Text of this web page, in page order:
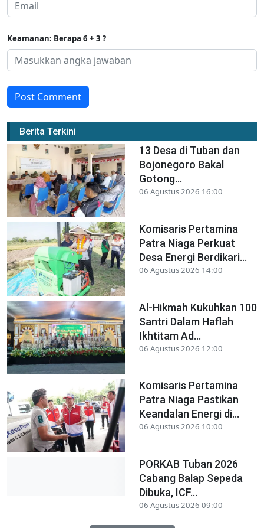
Keamanan: Berapa 6 + 3 ?
Post Comment
Berita Terkini
13 Desa di Tuban dan
Bojonegoro Bakal
Gotong...
06 Agustus 2026 16:00
Komisaris Pertamina
Patra Niaga Perkuat
Desa Energi Berdikari...
06 Agustus 2026 14:00
Al-Hikmah Kukuhkan 100
Santri Dalam Haflah
Ikhtitam Ad...
06 Agustus 2026 12:00
Komisaris Pertamina
Patra Niaga Pastikan
Keandalan Energi di...
06 Agustus 2026 10:00
PORKAB Tuban 2026
Cabang Balap Sepeda
Dibuka, ICF...
06 Agustus 2026 09:00